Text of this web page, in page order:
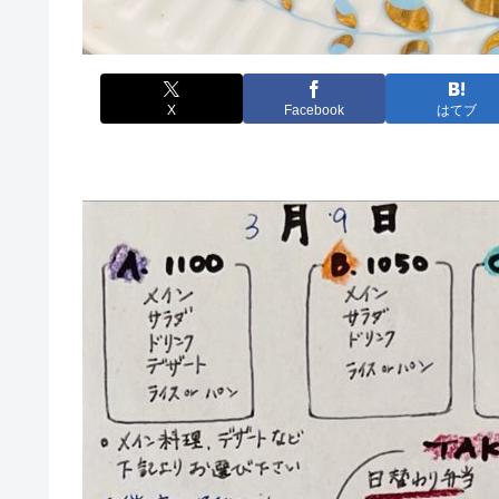
X Facebook はてブ